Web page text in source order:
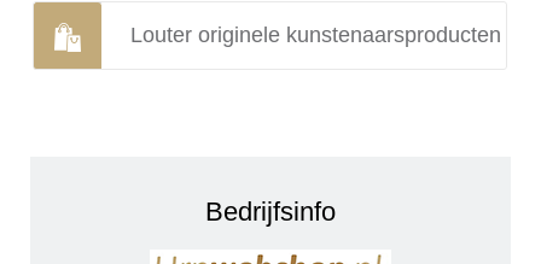
Louter originele kunstenaarsproducten
Bedrijfsinfo